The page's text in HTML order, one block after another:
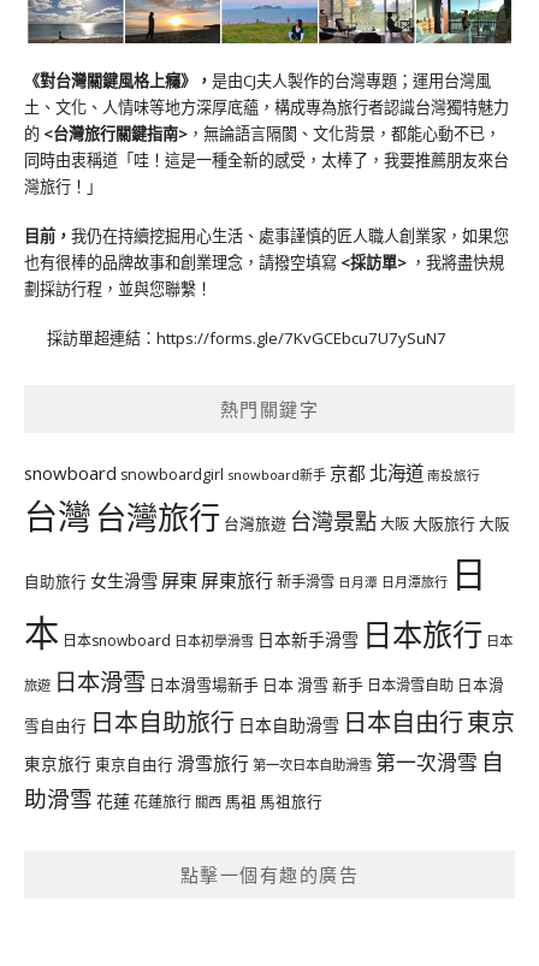
《對台灣關鍵風格上癮》 ， 是由CJ夫人製作的台灣專題；運用台灣風
土、文化、人情味等地方深厚底蘊，構成專為旅行者認識台灣獨特魅力
的 <台灣旅行關鍵指南> ，無論語言隔閡、文化背景，都能心動不已，
同時由衷稱道「哇！這是一種全新的感受，太棒了，我要推薦朋友來台
灣旅行！」
目前， 我仍在持續挖掘用心生活、處事謹慎的匠人職人創業家，如果您
也有很棒的品牌故事和創業理念，請撥空填寫 <採訪單> ，我將盡快規
劃採訪行程，並與您聯繫！
採訪單超連結： https://forms.gle/7KvGCEbcu7U7ySuN7
熱門關鍵字
snowboard snowboardgirl snowboard新手 京都 北海道 南投旅行
台灣台灣旅行 台灣旅遊 台灣景點大阪大阪旅行大阪
自助旅行 女生滑雪 屏東 屏東旅行新手滑雪 日月潭 日月潭旅行 日
本 日本snowboard 日本初學滑雪 日本新手滑雪 日本旅行 日本
旅遊 日本滑雪 日本滑雪場新手 日本 滑雪 新手 日本滑雪自助 日本滑
雪自由行 日本自助旅行 日本自助滑雪 日本自由行東京
東京旅行 東京自由行 滑雪旅行 第一次日本自助滑雪 第一次滑雪 自
助滑雪 花蓮花蓮旅行 關西 馬祖 馬祖旅行
點擊一個有趣的廣告